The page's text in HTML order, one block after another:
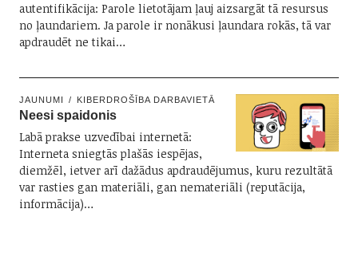
autentifikācija: Parole lietotājam ļauj aizsargāt tā resursus
no ļaundariem. Ja parole ir nonākusi ļaundara rokās, tā var
apdraudēt ne tikai…
JAUNUMI KIBERDROŠĪBA DARBAVIETĀ
Neesi spaidonis
Labā prakse uzvedībai internetā:
Interneta sniegtās plašās iespējas,
diemžēl, ietver arī dažādus apdraudējumus, kuru rezultātā
var rasties gan materiāli, gan nemateriāli (reputācija,
informācija)…